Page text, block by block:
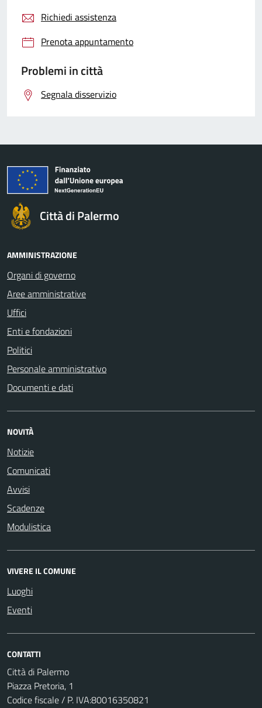
Richiedi assistenza
Prenota appuntamento
Problemi in città
Segnala disservizio
Città di Palermo
AMMINISTRAZIONE
Organi di governo
Aree amministrative
Uffici
Enti e fondazioni
Politici
Personale amministrativo
Documenti e dati
NOVITÀ
Notizie
Comunicati
Avvisi
Scadenze
Modulistica
VIVERE IL COMUNE
Luoghi
Eventi
CONTATTI
Città di Palermo
Piazza Pretoria, 1
Codice fiscale / P. IVA:80016350821